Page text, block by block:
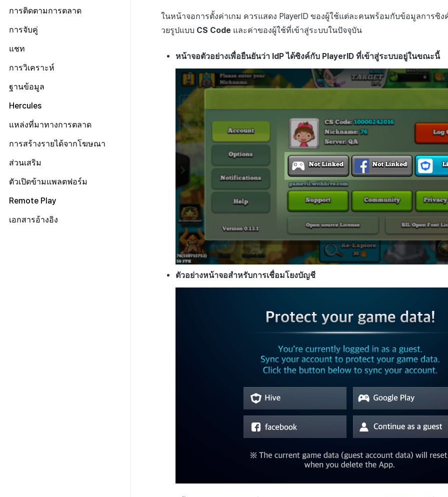
Unity
Unreal
การตรวจสอบใบเสร็จ
IAP โปรโมชั่น
ระบบการชำระเงินแบบสมัคร
สมาชิก
การชำระเงิน PG
รายการ
ข้อมูล
Unity
การส่งการแจ้งเตือนแบบท้องถิ่น
ขั้นสูง
ข้อกำหนดเบื้องต้น
Unity
Unreal
รีวิว/ป๊อปอัพออก
ป้ายโปรโมชั่น
Offerwall
การได้มาซึ่งผู้ใช้ (UA)
การติดตามการตลาด
ข้อกำหนดเบื้องต้น
iOS
Unity
Unreal
Send exposed ad info
การติดตามลิงก์ลึกที่ถูกเลื่อนออกไป
เอกสารอ้างอิง
การจับคู่
การจับคู่ส่วนตัว
แชท
การเตรียมการ
Unity
ผู้ใช้
ข้อความ
การจัดการเหตุการณ์
การวิเคราะห์
ข้อกำหนดเบื้องต้น
ส่งบันทึกการวิเคราะห์
การส่งบันทึกไปยังเซิร์ฟเวอร์
Fluentd
ภาพรวม
วิธีการใช้ Fluentd
HTTP
SDK
บูรณาการกับบริการ MMP
None
การบูรณาการกับ Adjust
การใช้ประโยชน์จากข้อมูล
แสดงแบนเนอร์ความยินยอมในการ
วิเคราะห์
ฐานข้อมูล
ข้อกำหนดเบื้องต้น
Android
Unity
Unreal
Hercules
เริ่มต้นใช้งาน
API ของHercules
แหล่งที่มาทางการตลาด
ตั้งค่า Airbridge
การสร้างรายได้จากโฆษณา
Adiz
iOSUnity
C++
ADOP
Unity
ส่วนเสริม
การเรียกเนื้อหาเว็บ
ภาพรวม
เปิดใช้งาน Crossplay Launcher
ตัวเปิดข้ามแพลตฟอร์ม
เตรียมไฟล์แอป
Remote Play
รวมปลั๊กอิน
เอกสารอ้างอิง
ในหน้าจอการตั้งค่าเกม ควรแสดง PlayerID ของผู้ใช้แต่ละคนพร้อมกับข้อมูลการซิง
วยรูปแบบ CS Code และค่าของผู้ใช้ที่เข้าสู่ระบบในปัจจุบัน
หน้าจอตัวอย่างเพื่อยืนยันว่า IdP ได้ซิงค์กับ PlayerID ที่เข้าสู่ระบบอยู่ในขณะนี้
ตัวอย่างหน้าจอสำหรับการเชื่อมโยงบัญชี